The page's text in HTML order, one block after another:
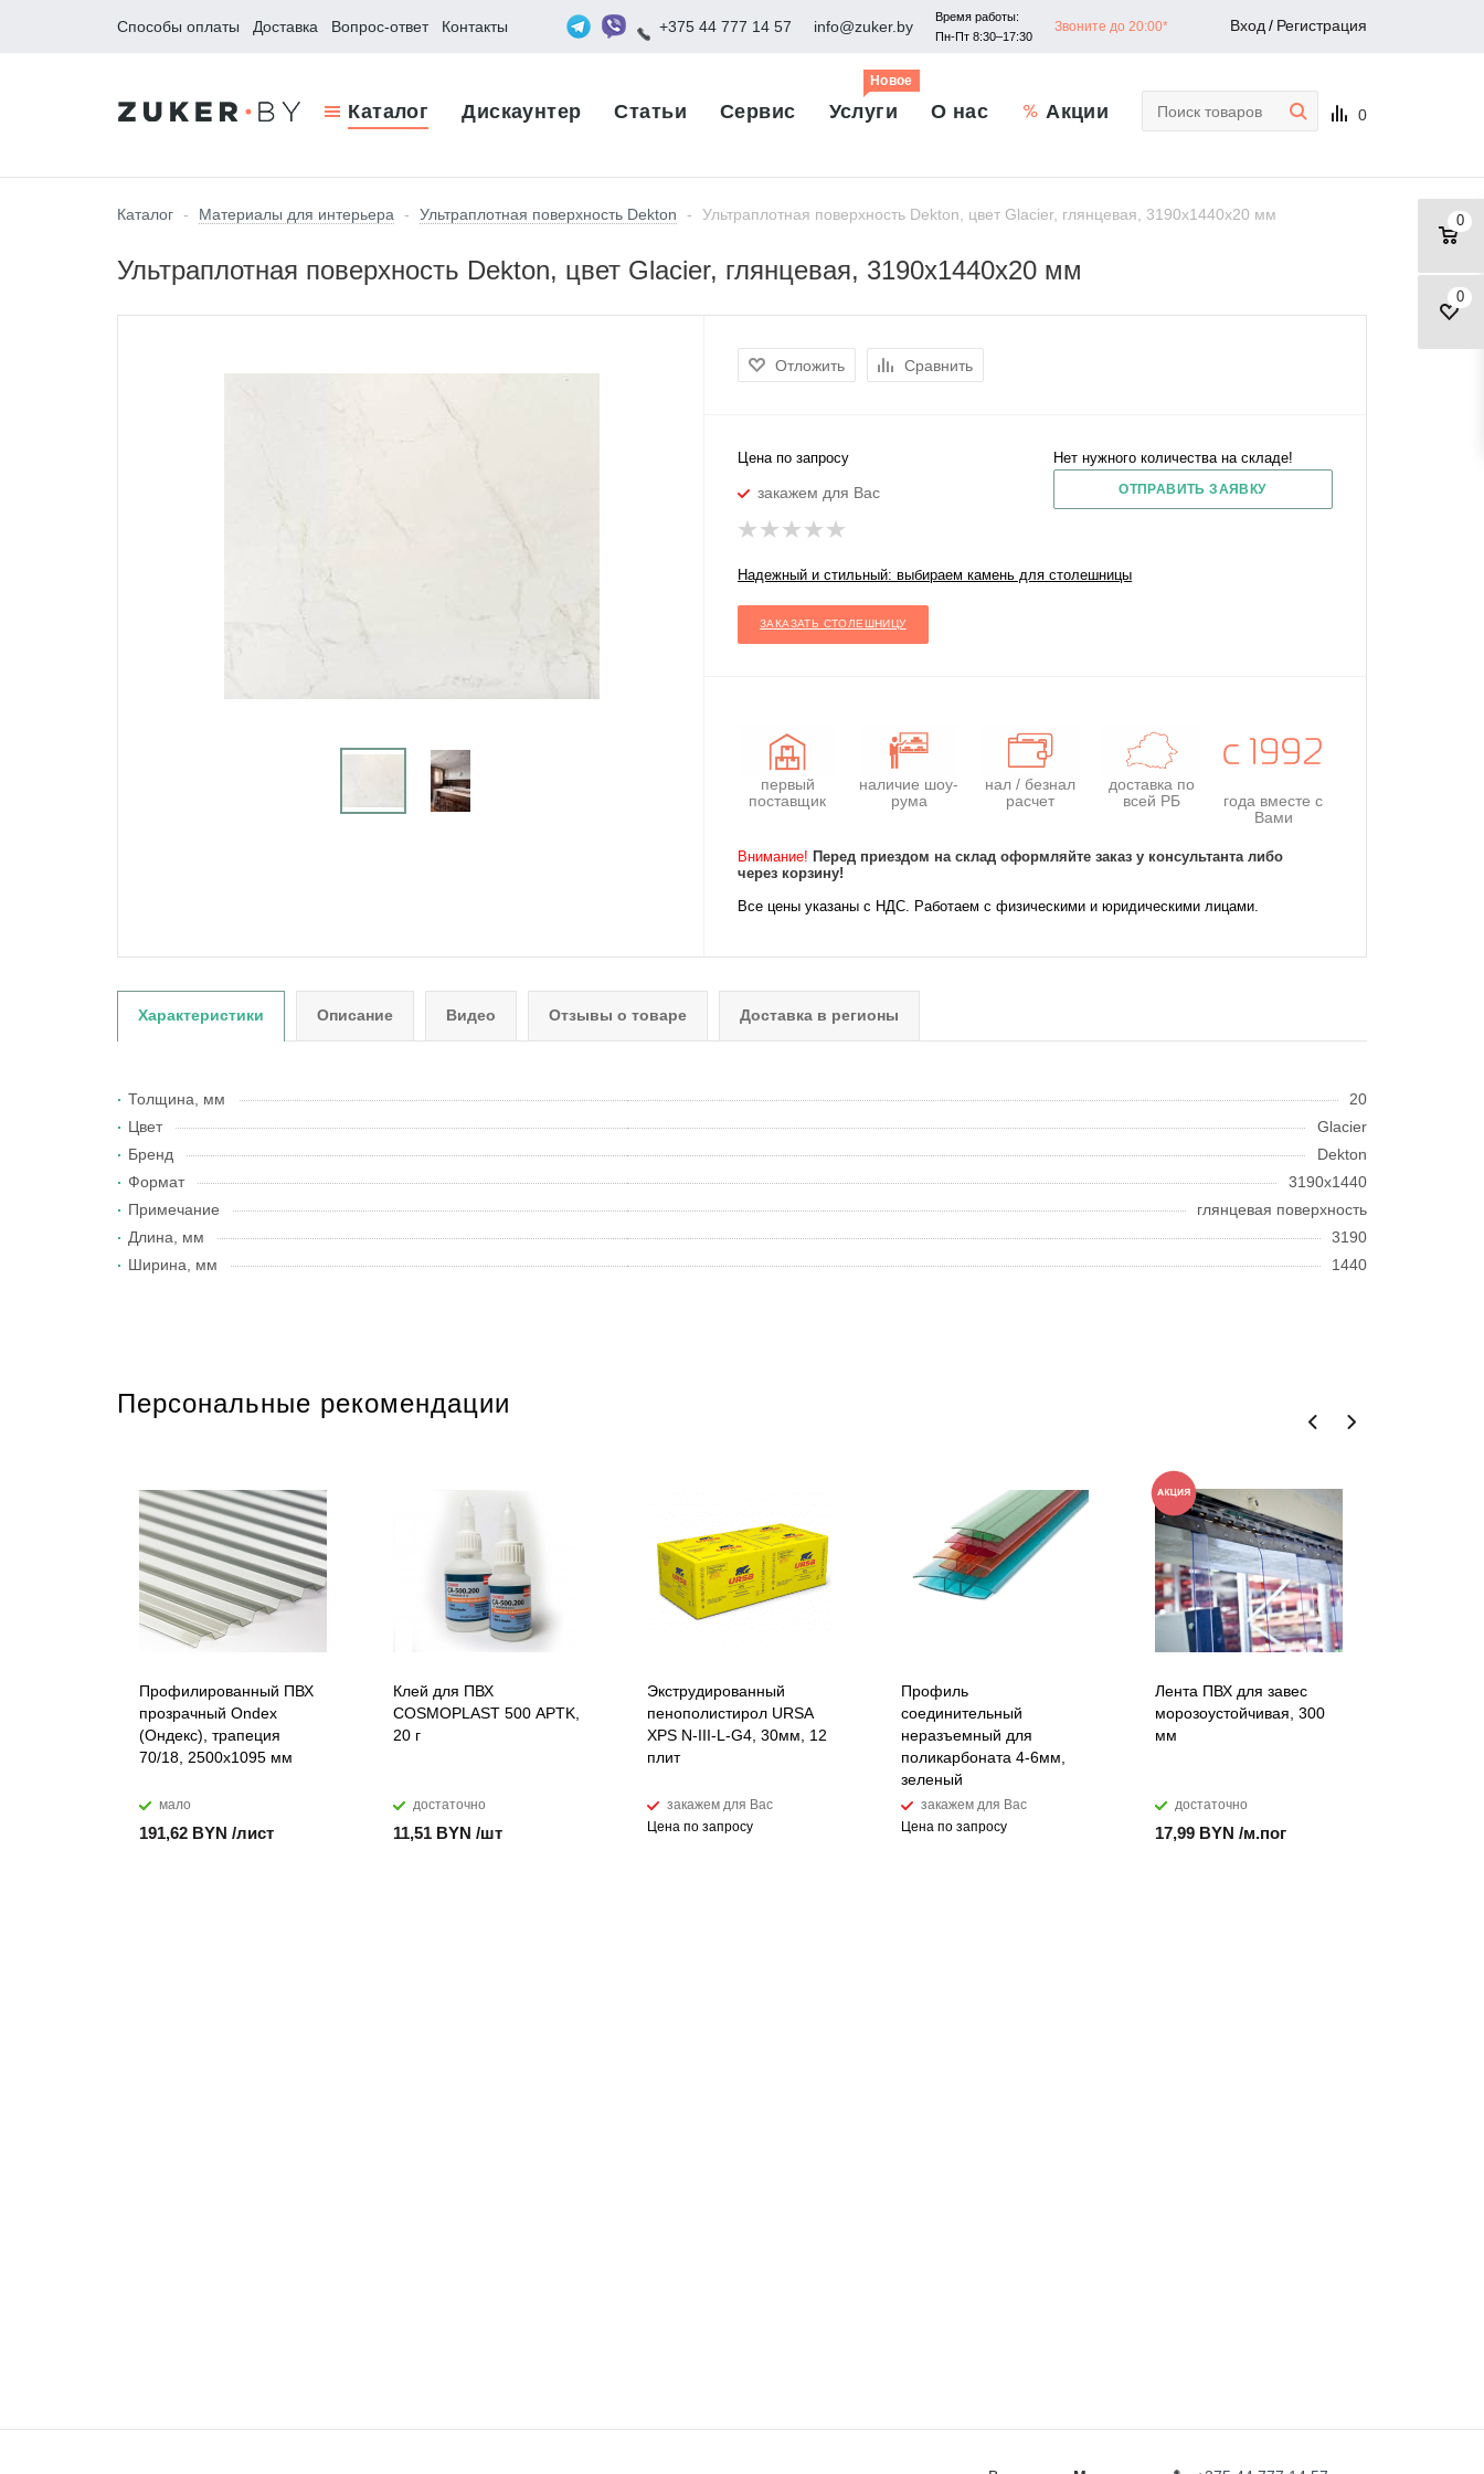
Способы оплаты Доставка Вопрос-ответ Контакты +375 44 777 14 57 info@zuker.by
Время работы:
Пн-Пт 8:30–17:30
Звоните до 20:00* Вход / Регистрация
Каталог Дискаунтер Статьи Сервис Услуги
Новое
О нас Акции 0
0
0
Каталог - Материалы для интерьера - Ультраплотная поверхность Dekton - Ультраплотная поверхность Dekton, цвет Glacier, глянцевая, 3190x1440x20 мм
Ультраплотная поверхность Dekton, цвет Glacier, глянцевая, 3190x1440x20 мм
Отложить Сравнить
Цена по запросу
закажем для Вас
Нет нужного количества на складе!
ОТПРАВИТЬ ЗАЯВКУ
Надежный и стильный: выбираем камень для столешницы
ЗАКАЗАТЬ СТОЛЕШНИЦУ
первый
поставщик
наличие шоу-
рума
нал / безнал
расчет
доставка по
всей РБ
года вместе с
Вами
Внимание! Перед приездом на склад оформляйте заказ у консультанта либо
через корзину!
Все цены указаны с НДС. Работаем с физическими и юридическими лицами.
Характеристики Описание Видео Отзывы о товаре Доставка в регионы
Толщина, мм
20
Цвет
Glacier
Бренд
Dekton
Формат
3190x1440
Примечание
глянцевая поверхность
Длина, мм
3190
Ширина, мм
1440
Персональные рекомендации
Профилированный ПВХ
прозрачный Ondex
(Ондекс), трапеция
70/18, 2500х1095 мм
мало
191,62 BYN /лист
Клей для ПВХ
COSMOPLAST 500 APTK,
20 г
достаточно
11,51 BYN /шт
Экструдированный
пенополистирол URSA
XPS N-III-L-G4, 30мм, 12
плит
закажем для Вас
Цена по запросу
Профиль
соединительный
неразъемный для
поликарбоната 4-6мм,
зеленый
закажем для Вас
Цена по запросу
Лента ПВХ для завес
морозоустойчивая, 300
мм
достаточно
17,99 BYN /м.пог